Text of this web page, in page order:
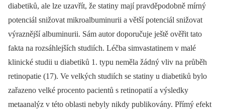
diabetiků, ale lze uzavřít, že statiny mají pravděpodobně mírný
potenciál snižovat mikroalbuminurii a větší potenciál snižovat
výraznější albuminurii. Sám autor doporučuje ještě ověřit tato
fakta na rozsáhlejších studiích. Léčba simvastatinem v malé
klinické studii u diabetiků 1. typu neměla žádný vliv na průběh
retinopatie (17). Ve velkých studiích se statiny u diabetiků bylo
zařazeno velké procento pacientů s retinopatií a výsledky
metaanalýz v této oblasti nebyly nikdy publikovány. Přímý efekt